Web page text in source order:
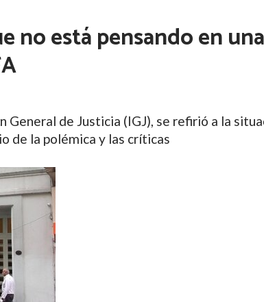
no está pensando en una
de Justicia (IGJ), se refirió a la
de la polémica y las críticas